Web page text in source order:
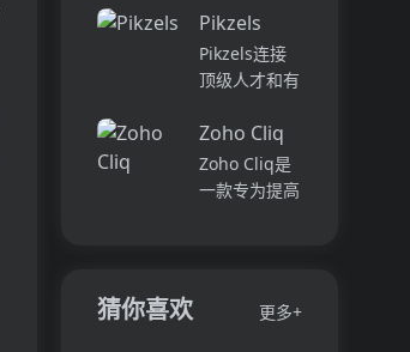
模型（...
档和文件、整
理研究材料、
组织内容库，
并将所有文件
和内容集中在
工参与度分析
平台。它可以
深入分析公司
队和岗位的参
与度,帮助管
理者明确团队
互动症结所
Pikzels
Pikzels连接
顶级人才和有
我们促进协
作，释放创意
卓越。加入我
量，释放你的
Zoho Cliq
Zoho Cliq是
一款专为提高
团队成员、对
猜你喜欢 更多+